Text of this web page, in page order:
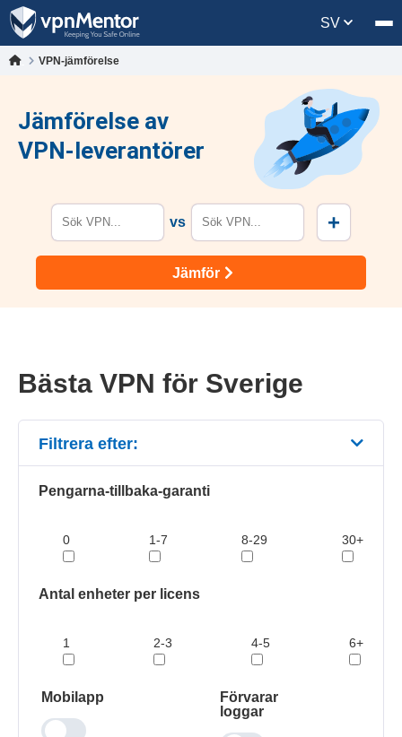
SV
VPN-jämförelse
Jämförelse av
VPN-leverantörer
vs +
Jämför
Bästa VPN för Sverige
Filtrera efter:
Pengarna-tillbaka-garanti
0 1-7 8-29 30+
Antal enheter per licens
1 2-3 4-5 6+
Mobilapp
Förvarar
loggar